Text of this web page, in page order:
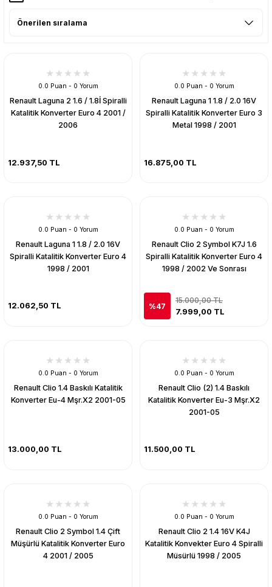
0.0 Puan - 0 Yorum
Renault Laguna 2 1.6 / 1.8İ Spiralli
Katalitik Konverter Euro 4 2001 /
2006
12.937,50 TL
0.0 Puan - 0 Yorum
Renault Laguna 1 1.8 / 2.0 16V
Spiralli Katalitik Konverter Euro 3
Metal 1998 / 2001
16.875,00 TL
0.0 Puan - 0 Yorum
Renault Laguna 1 1.8 / 2.0 16V
Spiralli Katalitik Konverter Euro 4
1998 / 2001
12.062,50 TL
0.0 Puan - 0 Yorum
Renault Clio 2 Symbol K7J 1.6
Spiralli Katalitik Konverter Euro 4
1998 / 2002 Ve Sonrası
%47
15.000,00 TL
7.999,00 TL
0.0 Puan - 0 Yorum
Renault Clio 1.4 Baskılı Katalitik
Konverter Eu-4 Mşr.X2 2001-05
13.000,00 TL
0.0 Puan - 0 Yorum
Renault Clio (2) 1.4 Baskılı
Katalitik Konverter Eu-3 Mşr.X2
2001-05
11.500,00 TL
0.0 Puan - 0 Yorum
Renault Clio 2 Symbol 1.4 Çift
Müşürlü Katalitik Konverter Euro
4 2001 / 2005
0.0 Puan - 0 Yorum
Renault Clio 2 1.4 16V K4J
Katalitik Konvekter Euro 4 Spiralli
Müsürlü 1998 / 2005